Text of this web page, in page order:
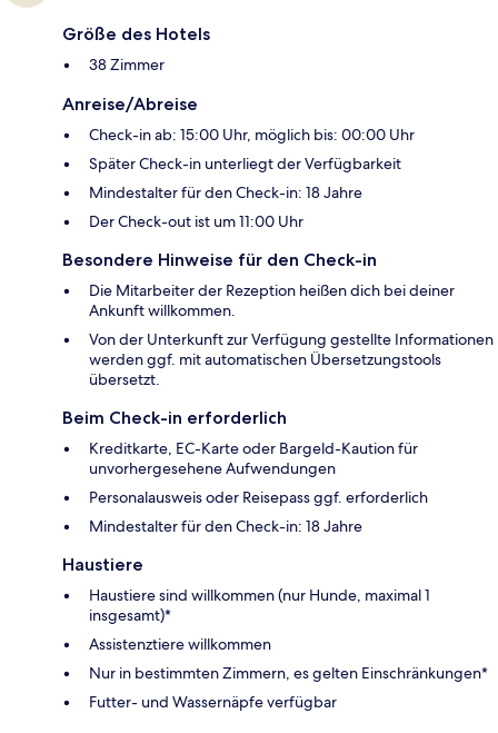
Größe des Hotels
38 Zimmer
Anreise/Abreise
Check-in ab: 15:00 Uhr, möglich bis: 00:00 Uhr
Später Check-in unterliegt der Verfügbarkeit
Mindestalter für den Check-in: 18 Jahre
Der Check-out ist um 11:00 Uhr
Besondere Hinweise für den Check-in
Die Mitarbeiter der Rezeption heißen dich bei deiner
Ankunft willkommen.
Von der Unterkunft zur Verfügung gestellte Informationen
werden ggf. mit automatischen Übersetzungstools
übersetzt.
Beim Check-in erforderlich
Kreditkarte, EC-Karte oder Bargeld-Kaution für
unvorhergesehene Aufwendungen
Personalausweis oder Reisepass ggf. erforderlich
Mindestalter für den Check-in: 18 Jahre
Haustiere
Haustiere sind willkommen (nur Hunde, maximal 1
insgesamt)*
Assistenztiere willkommen
Nur in bestimmten Zimmern, es gelten Einschränkungen*
Futter- und Wassernäpfe verfügbar